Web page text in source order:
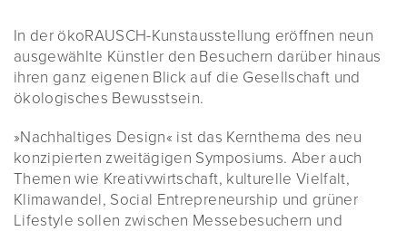
In der ökoRAUSCH-Kunstausstellung eröffnen neun
ausgewählte Künstler den Besuchern darüber hinaus
ihren ganz eigenen Blick auf die Gesellschaft und
ökologisches Bewusstsein.
»Nachhaltiges Design« ist das Kernthema des neu
konzipierten zweitägigen Symposiums. Aber auch
Themen wie Kreativwirtschaft, kulturelle Vielfalt,
Klimawandel, Social Entrepreneurship und grüner
Lifestyle sollen zwischen Messebesuchern und